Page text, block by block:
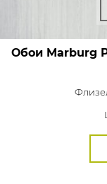
Обои Marburg